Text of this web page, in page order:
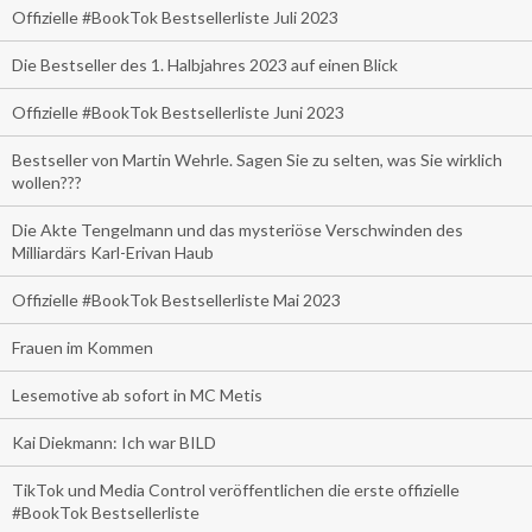
Offizielle #BookTok Bestsellerliste Juli 2023
Die Bestseller des 1. Halbjahres 2023 auf einen Blick
Offizielle #BookTok Bestsellerliste Juni 2023
Bestseller von Martin Wehrle. Sagen Sie zu selten, was Sie wirklich
wollen???
Die Akte Tengelmann und das mysteriöse Verschwinden des
Milliardärs Karl-Erivan Haub
Offizielle #BookTok Bestsellerliste Mai 2023
Frauen im Kommen
Lesemotive ab sofort in MC Metis
Kai Diekmann: Ich war BILD
TikTok und Media Control veröffentlichen die erste offizielle
#BookTok Bestsellerliste